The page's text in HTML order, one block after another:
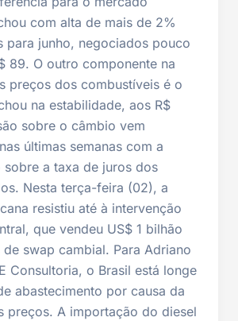
com alta de mais de 2%
para junho, negociados pouco
89. O outro componente na
preços dos combustíveis é o
na estabilidade, aos R$
sobre o câmbio vem
últimas semanas com a
sobre a taxa de juros dos
Nesta terça-feira (02), a
resistiu até à intervenção
que vendeu US$ 1 bilhão
swap cambial. Para Adriano
Consultoria, o Brasil está longe
abastecimento por causa da
preços. A importação do diesel